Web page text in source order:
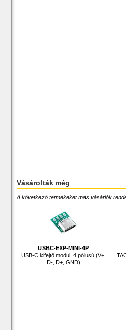
Vásárolták még
A következő termékeket más vásárlók
USBC-EXP-MINI-4P
USB-C kifejtő modul, 4 pólusú (V+,
D-, D+, GND)